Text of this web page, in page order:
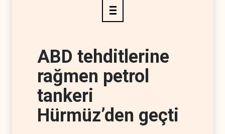
ABD tehditlerine
rağmen petrol
tankeri
Hürmüz’den geçti